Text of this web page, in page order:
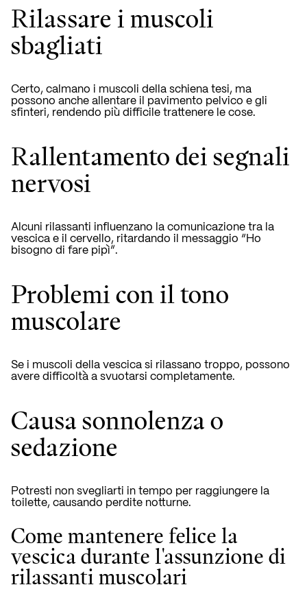
Rilassare i muscoli
sbagliati
Certo, calmano i muscoli della schiena tesi, ma
possono anche allentare il pavimento pelvico e gli
sfinteri, rendendo più difficile trattenere le cose.
Rallentamento dei segnali
nervosi
Alcuni rilassanti influenzano la comunicazione tra la
vescica e il cervello, ritardando il messaggio “Ho
bisogno di fare pipì”.
Problemi con il tono
muscolare
Se i muscoli della vescica si rilassano troppo, possono
avere difficoltà a svuotarsi completamente.
Causa sonnolenza o
sedazione
Potresti non svegliarti in tempo per raggiungere la
toilette, causando perdite notturne.
Come mantenere felice la
vescica durante l'assunzione di
rilassanti muscolari